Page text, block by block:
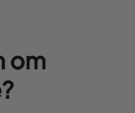
om